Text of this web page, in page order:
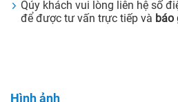
Qúy khách vui lòng liên hệ số
để được tư vấn trực tiếp và báo
Hình ảnh